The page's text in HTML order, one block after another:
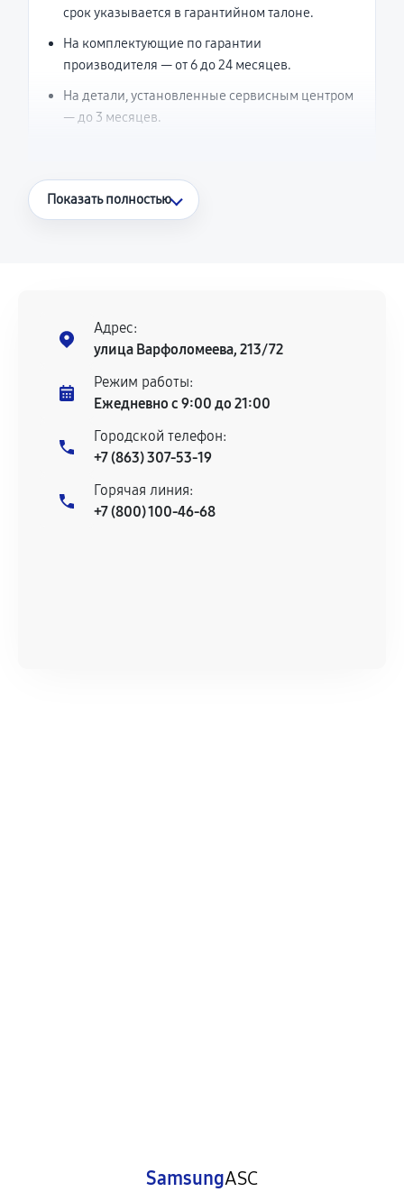
срок указывается в гарантийном талоне.
На комплектующие по гарантии
производителя — от 6 до 24 месяцев.
На детали, установленные сервисным центром
— до 3 месяцев.
Что считается гарантийным случаем
нормальной эксплуатации в течение
гарантийного срока.
Несоответствие комплектующей заявленным
техническим характеристикам.
Документы для подтверждения
гарантии
отдельных условиях.
Показать полностью
Адрес:
улица Варфоломеева, 213/72
Режим работы:
Ежедневно с 9:00 до 21:00
Городской телефон:
+7 (863) 307-53-19
Горячая линия:
+7 (800) 100-46-68
SamsungASC